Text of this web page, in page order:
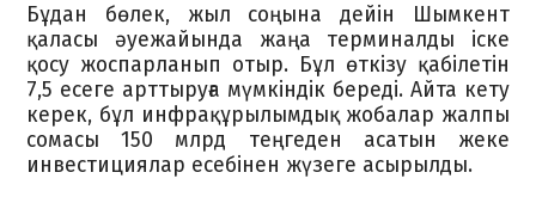
Бұдан бөлек, жыл соңына дейін Шымкент
қаласы әуежайында жаңа терминалды іске
қосу жоспарланып отыр. Бұл өткізу қабілетін
7,5 есеге арттыруға мүмкіндік береді. Айта кету
керек, бұл инфрақұрылымдық жобалар жалпы
сомасы 150 млрд теңгеден асатын жеке
инвестициялар есебінен жүзеге асырылды.